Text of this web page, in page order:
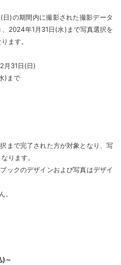
)の期間内に撮影された撮影データ
2024年1月31日(水)まで写真選択を
ます。
月31日(日)
)まで
まで完了された方が対象となり、写
ります。
ックのデザインおよび写真はデザイ
。
)～